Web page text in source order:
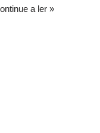
a ler »